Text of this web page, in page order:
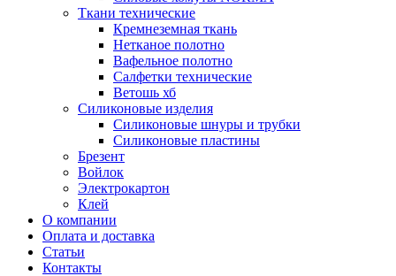
Ткани технические
Кремнеземная ткань
Нетканое полотно
Вафельное полотно
Салфетки технические
Ветошь хб
Силиконовые изделия
Силиконовые шнуры и трубки
Силиконовые пластины
Брезент
Войлок
Электрокартон
Клей
О компании
Оплата и доставка
Статьи
Контакты